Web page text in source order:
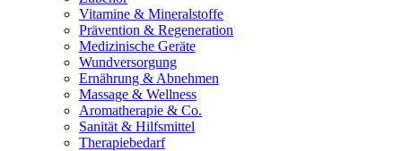
Vitamine & Mineralstoffe
Prävention & Regeneration
Medizinische Geräte
Wundversorgung
Ernährung & Abnehmen
Massage & Wellness
Aromatherapie & Co.
Sanität & Hilfsmittel
Therapiebedarf